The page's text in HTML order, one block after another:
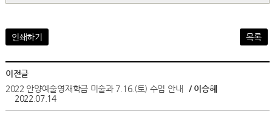
인쇄하기 목록
이전글
2022 안양예술영재학급 미술과 7.16.(토) 수업 안내
/ 이승혜
2022.07.14